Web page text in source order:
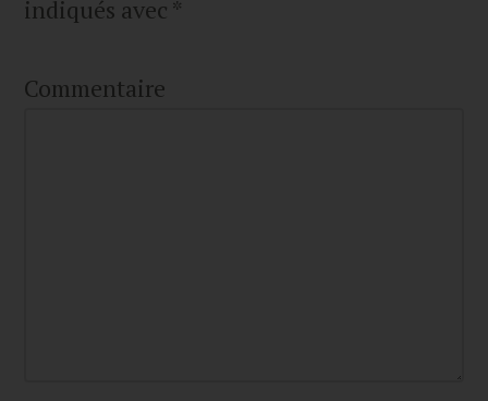
indiqués avec *
Commentaire